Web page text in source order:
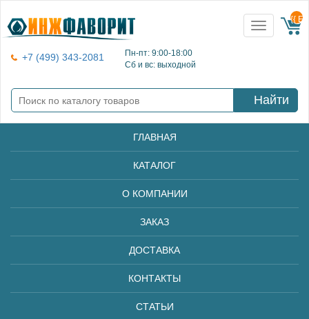
+7 (499) 343-2081
Пн-пт: 9:00-18:00
Сб и вс: выходной
Toggle
navigation
{{
Найти
ГЛАВНАЯ
КАТАЛОГ
О КОМПАНИИ
ЗАКАЗ
ДОСТАВКА
КОНТАКТЫ
СТАТЬИ